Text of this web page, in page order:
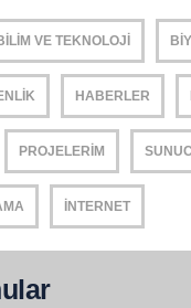
VE TEKNOLOJI
HABERLER
PROJELERIM
İNTERNET